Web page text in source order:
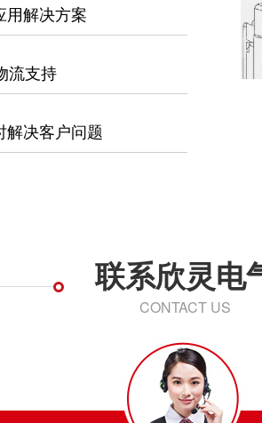
用解决方案
流支持
解决客户问题
联系欣灵电
CONTACT US